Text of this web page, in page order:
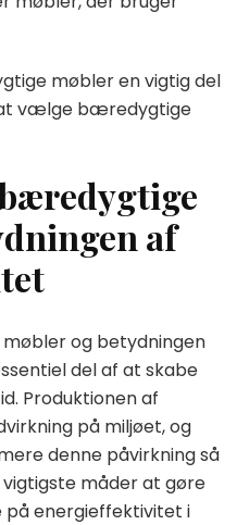
møbler en vigtig del
at vælge bæredygtige
af
og betydningen
del af at skabe
Produktionen af
på miljøet, og
denne påvirkning så
måder at gøre
energieffektivitet i